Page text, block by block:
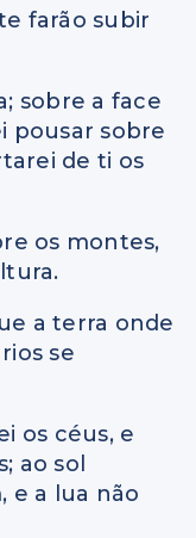
farão subir
sobre a face
pousar sobre
de ti os
os montes,
a terra onde
se
os céus, e
ao sol
e a lua não